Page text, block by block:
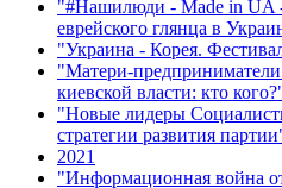
"#Нашилюди - Made in UA -
еврейского глянца в
"Украина - Корея.
"Матери-
киевской власти: кто
"Новые лидеры
стратегии развития
2021
"Информационная война